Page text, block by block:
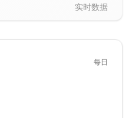
实时数据
每日